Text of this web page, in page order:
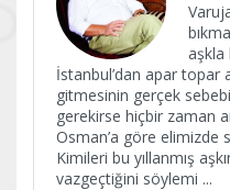
aşkla
İstanbul’dan apar topar
gitmesinin gerçek
gerekirse hiçbir zaman
Osman’a göre elimizde
Kimileri bu yıllanmış
vazgeçtiğini söylemi ...